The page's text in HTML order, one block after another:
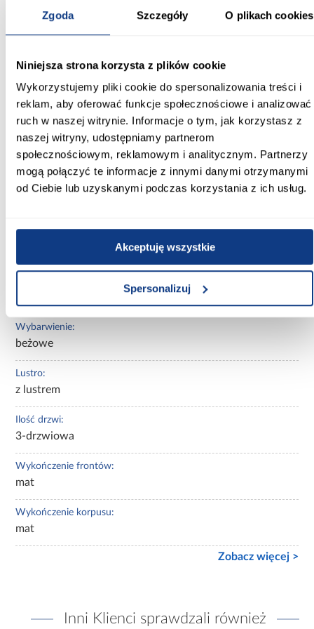
Zgoda Szczegóły O plikach cookies
Niniejsza strona korzysta z plików cookie
Wykorzystujemy pliki cookie do spersonalizowania treści i
reklam, aby oferować funkcje społecznościowe i analizować
ruch w naszej witrynie. Informacje o tym, jak korzystasz z
naszej witryny, udostępniamy partnerom
społecznościowym, reklamowym i analitycznym. Partnerzy
mogą połączyć te informacje z innymi danymi otrzymanymi
od Ciebie lub uzyskanymi podczas korzystania z ich usług.
Akceptuję wszystkie
Spersonalizuj
wygląd oraz wygodne drzwi przesuwne.
Szerokość [cm]:
170.00
Głębokość [cm]:
45.00
Wysokość [cm]:
Kolor frontów:
Wybarwienie:
beżowe
Lustro:
z lustrem
Ilość drzwi:
3-drzwiowa
Wykończenie frontów:
mat
Wykończenie korpusu:
mat
Zobacz więcej >
Inni Klienci sprawdzali również